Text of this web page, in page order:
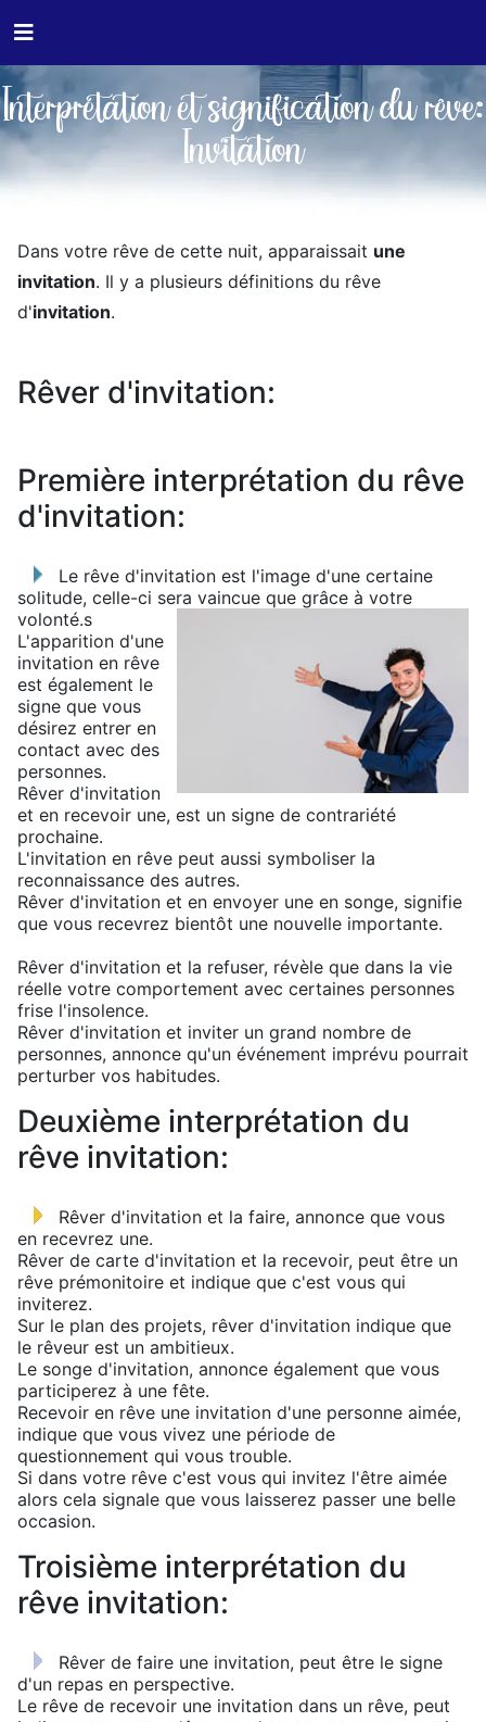
Interprétation et signification du rêve:
Invitation
Dans votre rêve de cette nuit, apparaissait une
invitation. Il y a plusieurs définitions du rêve
d'invitation.
Rêver d'invitation:
Première interprétation du rêve
d'invitation:
Le rêve d'invitation est l'image d'une certaine
solitude, celle-ci sera vaincue que grâce à votre
volonté.s
L'apparition d'une
invitation en rêve
est également le
signe que vous
désirez entrer en
contact avec des
personnes.
Rêver d'invitation
et en recevoir une, est un signe de contrariété
prochaine.
L'invitation en rêve peut aussi symboliser la
reconnaissance des autres.
Rêver d'invitation et en envoyer une en songe, signifie
que vous recevrez bientôt une nouvelle importante.
Rêver d'invitation et la refuser, révèle que dans la vie
réelle votre comportement avec certaines personnes
frise l'insolence.
Rêver d'invitation et inviter un grand nombre de
personnes, annonce qu'un événement imprévu pourrait
perturber vos habitudes.
Deuxième interprétation du
rêve invitation:
Rêver d'invitation et la faire, annonce que vous
en recevrez une.
Rêver de carte d'invitation et la recevoir, peut être un
rêve prémonitoire et indique que c'est vous qui
inviterez.
Sur le plan des projets, rêver d'invitation indique que
le rêveur est un ambitieux.
Le songe d'invitation, annonce également que vous
participerez à une fête.
Recevoir en rêve une invitation d'une personne aimée,
indique que vous vivez une période de
questionnement qui vous trouble.
Si dans votre rêve c'est vous qui invitez l'être aimée
alors cela signale que vous laisserez passer une belle
occasion.
Troisième interprétation du
rêve invitation:
Rêver de faire une invitation, peut être le signe
d'un repas en perspective.
Le rêve de recevoir une invitation dans un rêve, peut